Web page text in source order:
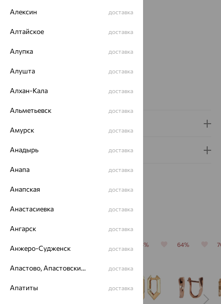
Металл:
Цвет металла:
Страна происхождения:
РОССИЯ
Бренд:MAGIC STONES
Гарантия и возврат
64% 64%
Алексин доставка
Алтайское доставка
Алупка доставка
Алушта доставка
Алхан-Кала доставка
Альметьевск доставка
Амурск доставка
Анадырь доставка
Анапа доставка
Анапская доставка
Анастасиевка доставка
Ангарск доставка
Анжеро-Судженск доставка
Апастово, Апастовский район доставка
Апатиты доставка